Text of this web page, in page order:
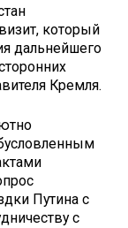
который
дальнейшего
Кремля.
Путина с
с